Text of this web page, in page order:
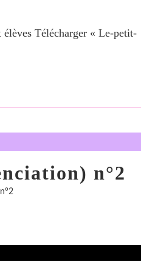
Télécharger « Le-petit-
n°2
n°2